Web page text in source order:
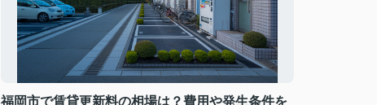
福岡市で賃貸更新料の相場は？費用や発生条件を